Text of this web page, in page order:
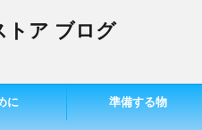
トア ブログ
に 準備する物